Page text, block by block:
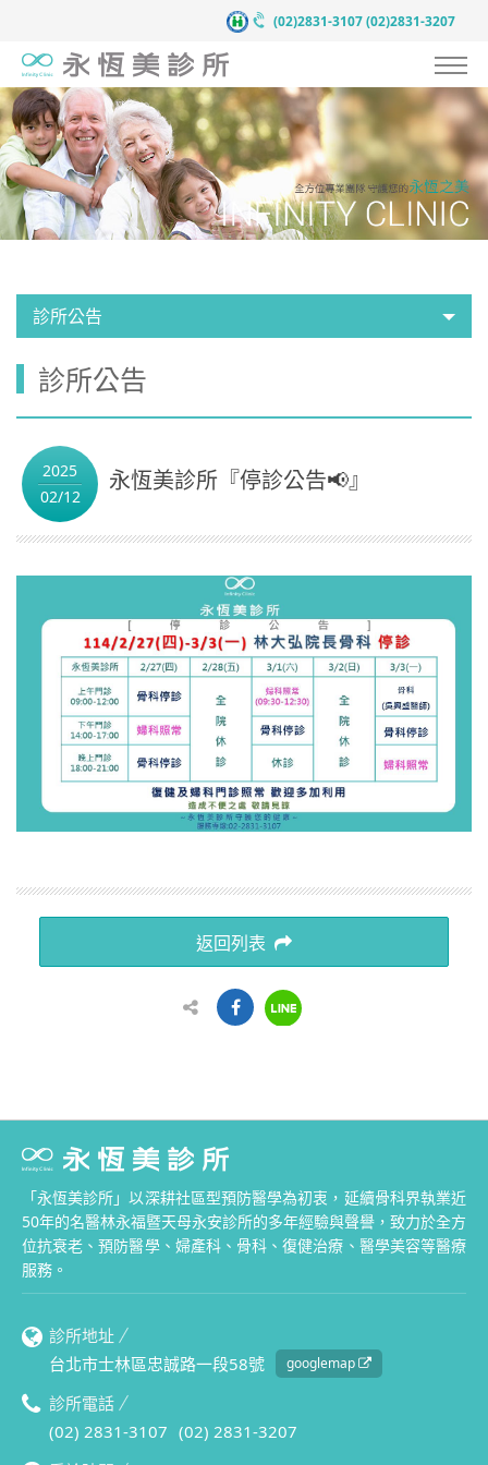
(02)2831-3107(02)2831-3207
認識永恆美
抗衰老預防醫學
服務項目
醫療團隊
醫療新知
新聞中心
聯絡我們
繁體中文
診所公告
診所公告
2025
02/12
永恆美診所『停診公告📢』
返回列表
「永恆美診所」以深耕社區型預防醫學為初衷，延續骨科界執業近
50年的名醫林永福暨天母永安診所的多年經驗與聲譽，致力於全方
位抗衰老、預防醫學、婦產科、骨科、復健治療、醫學美容等醫療
服務。
診所地址
台北市士林區忠誠路一段58號
googlemap
診所電話
(02) 2831-3107 (02) 2831-3207